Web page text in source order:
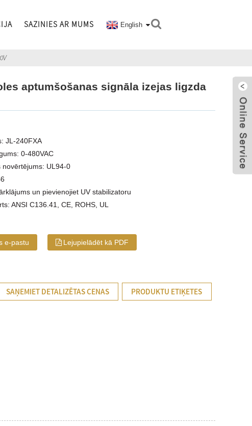
SAZINIES AR MUMS English
aptumšošanas signāla izejas ligzda
JL-240FXA
0-480VAC
UL94-0
un pievienojiet UV stabilizatoru
ANSI C136.41, CE, ROHS, UL
e-pastu Lejupielādēt kā PDF
SAŅEMIET DETALIZĒTAS CENAS PRODUKTU ETIĶETES